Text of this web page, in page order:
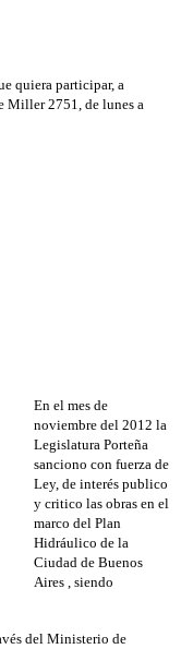
quiera participar, a
Miller 2751, de lunes a
En el mes de
noviembre del 2012 la
Legislatura Porteña
sanciono con fuerza de
Ley, de interés publico
y critico las obras en el
marco del Plan
Hidráulico de la
Ciudad de Buenos
Aires , siendo
del Ministerio de